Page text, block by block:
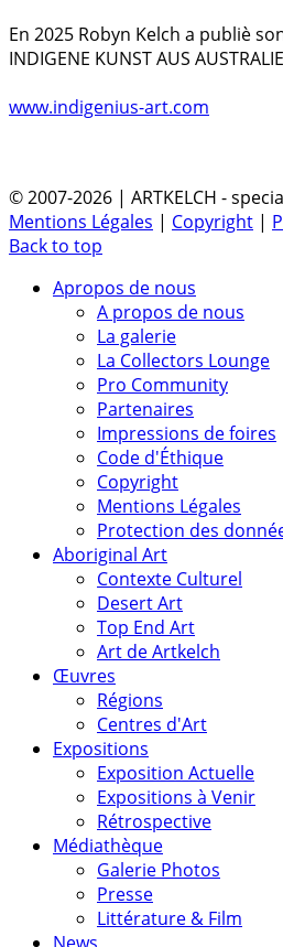
En 2025 Robyn Kelch a publiè
INDIGENE KUNST AUS
www.indigenius-art.com
© 2007-2026 | ARTKELCH -
Mentions Légales | Copyright |
Back to top
Apropos de nous
A propos de nous
La galerie
La Collectors Lounge
Pro Community
Partenaires
Impressions de foires
Code d'Éthique
Copyright
Mentions Légales
Protection des
Aboriginal Art
Contexte Culturel
Desert Art
Top End Art
Art de Artkelch
Œuvres
Régions
Centres d'Art
Expositions
Exposition Actuelle
Expositions à Venir
Rétrospective
Médiathèque
Galerie Photos
Presse
Littérature & Film
News